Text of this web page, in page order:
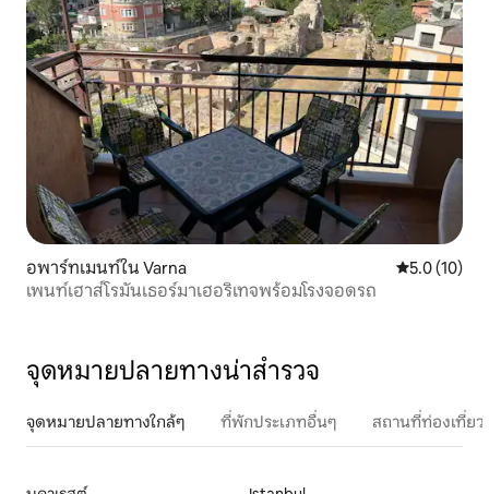
อพาร์ทเมนท์ใน Varna คะแนนเฉลี่ย
5.0 (10)
เพนท์เฮาส์โรมันเธอร์มาเฮอริเทจพร้อมโรงจอดรถ
จุดหมายปลายทางน่าสำรวจ
จุดหมายปลายทางใกล้ๆ ที่พักประเภทอื่นๆ สถานที่ท่องเที่ย